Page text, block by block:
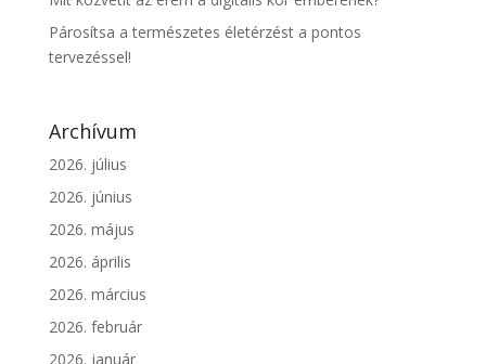
Párosítsa a természetes életérzést a pontos
tervezéssel!
Archívum
2026. július
2026. június
2026. május
2026. április
2026. március
2026. február
2026. január